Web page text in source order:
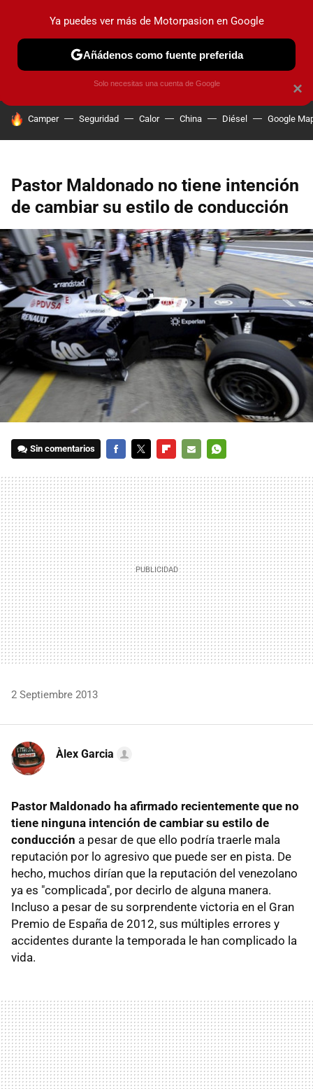
PRUEBAS COCHES ELÉCTRICOS OBSERVATORIO
HOY SE HABLA DE
Camper Seguridad Calor China Diésel Google
Pastor Maldonado no tiene intención
de cambiar su estilo de conducción
Sin comentarios
MAIL
2 Septiembre 2013
Àlex Garcia
Pastor Maldonado ha afirmado recientemente que no
tiene ninguna intención de cambiar su estilo de
conducción a pesar de que ello podría traerle mala
reputación por lo agresivo que puede ser en pista. De
hecho, muchos dirían que la reputación del venezolano
ya es "complicada", por decirlo de alguna manera.
Incluso a pesar de su sorprendente victoria en el Gran
Premio de España de 2012, sus múltiples errores y
accidentes durante la temporada le han complicado la
vida.
×
Ya puedes ver más de Motorpasion en Google
Añádenos como fuente preferida
Solo necesitas una cuenta de Google